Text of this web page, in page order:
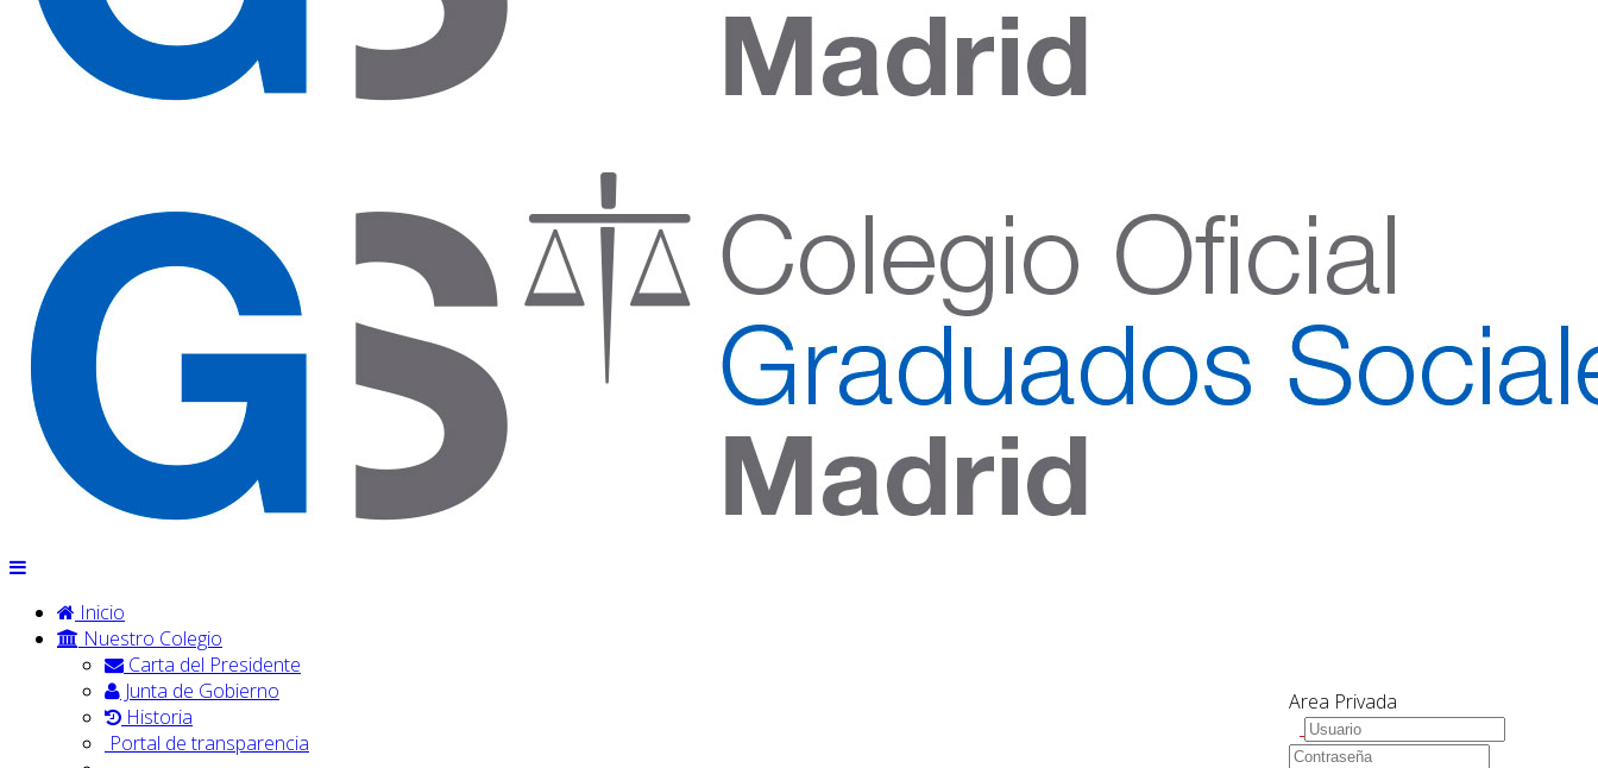
Area Privada
Inicio
Nuestro Colegio
Carta del Presidente
Junta de Gobierno
Historia
Portal de transparencia